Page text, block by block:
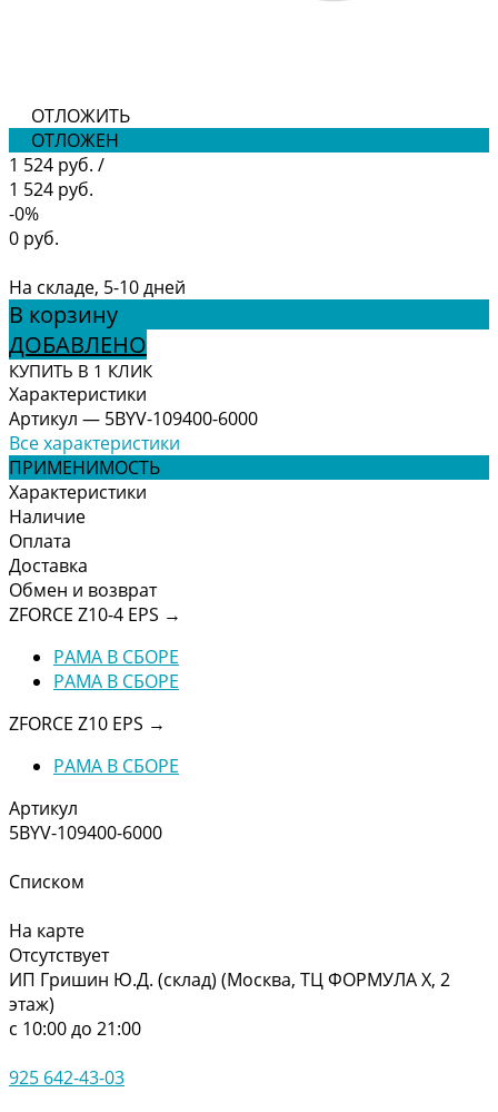
ОТЛОЖИТЬ
ОТЛОЖЕН
1 524 руб. /
1 524 руб.
-0%
0 руб.
На складе, 5-10 дней
В корзину
ДОБАВЛЕНО
КУПИТЬ В 1 КЛИК
Характеристики
Артикул — 5BYV-109400-6000
Все характеристики
ПРИМЕНИМОСТЬ
Характеристики
Наличие
Оплата
Доставка
Обмен и возврат
ZFORCE Z10-4 EPS →
РАМА В СБОРЕ
РАМА В СБОРЕ
ZFORCE Z10 EPS →
РАМА В СБОРЕ
Артикул
5BYV-109400-6000
Списком
На карте
Отсутствует
ИП Гришин Ю.Д. (склад) (Москва, ТЦ ФОРМУЛА Х, 2
этаж)
с 10:00 до 21:00
925 642-43-03